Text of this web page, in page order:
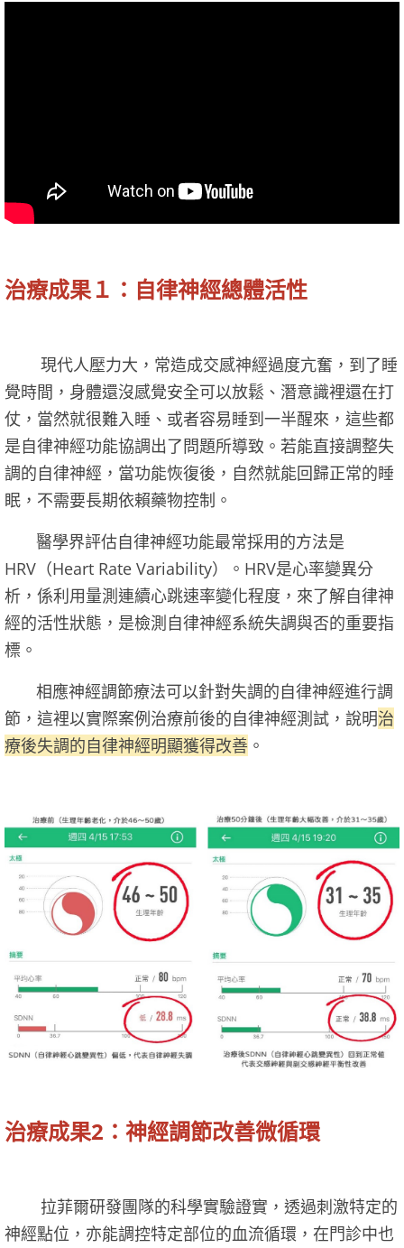
治療成果１：自律神經總體活性
現代人壓力大，常造成交感神經過度亢奮，到了睡
覺時間，身體還沒感覺安全可以放鬆、潛意識裡還在打
仗，當然就很難入睡、或者容易睡到一半醒來，這些都
是自律神經功能協調出了問題所導致。若能直接調整失
調的自律神經，當功能恢復後，自然就能回歸正常的睡
眠，不需要長期依賴藥物控制。
醫學界評估自律神經功能最常採用的方法是
HRV（Heart Rate Variability）。HRV是心率變異分
析，係利用量測連續心跳速率變化程度，來了解自律神
經的活性狀態，是檢測自律神經系統失調與否的重要指
標。
相應神經調節療法可以針對失調的自律神經進行調
節，這裡以實際案例治療前後的自律神經測試，說明治
療後失調的自律神經明顯獲得改善 。
治療成果2：神經調節改善微循環
拉菲爾研發團隊的科學實驗證實，透過刺激特定的
神經點位，亦能調控特定部位的血流循環，在門診中也